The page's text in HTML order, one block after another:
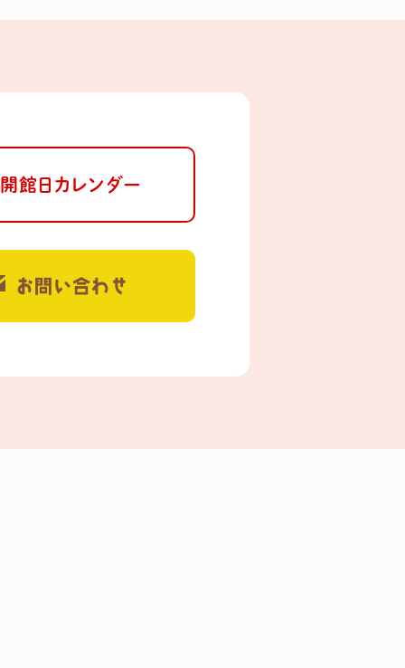
開館日カレンダー
お問い合わせ